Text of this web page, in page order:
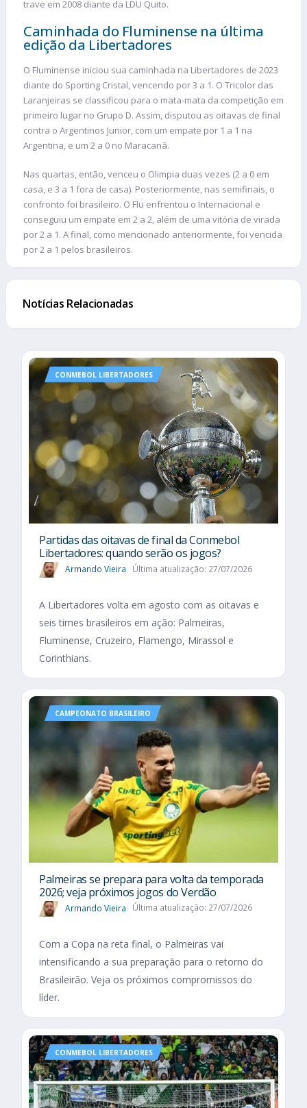
trave em 2008 diante da LDU Quito.
Caminhada do Fluminense na última
edição da Libertadores
O Fluminense iniciou sua caminhada na Libertadores de 2023
diante do Sporting Cristal, vencendo por 3 a 1. O Tricolor das
Laranjeiras se classificou para o mata-mata da competição em
primeiro lugar no Grupo D. Assim, disputou as oitavas de final
contra o Argentinos Junior, com um empate por 1 a 1 na
Argentina, e um 2 a 0 no Maracanã.
Nas quartas, então, venceu o Olimpia duas vezes (2 a 0 em
casa, e 3 a 1 fora de casa). Posteriormente, nas semifinais, o
confronto foi brasileiro. O Flu enfrentou o Internacional e
conseguiu um empate em 2 a 2, além de uma vitória de virada
por 2 a 1. A final, como mencionado anteriormente, foi vencida
por 2 a 1 pelos brasileiros.
Notícias Relacionadas
CONMEBOL LIBERTADORES
Partidas das oitavas de final da Conmebol
Libertadores: quando serão os jogos?
Armando Vieira Última atualização: 27/07/2026
A Libertadores volta em agosto com as oitavas e
seis times brasileiros em ação: Palmeiras,
Fluminense, Cruzeiro, Flamengo, Mirassol e
Corinthians.
CAMPEONATO BRASILEIRO
Palmeiras se prepara para volta da temporada
2026; veja próximos jogos do Verdão
Armando Vieira Última atualização: 27/07/2026
Com a Copa na reta final, o Palmeiras vai
intensificando a sua preparação para o retorno do
Brasileirão. Veja os próximos compromissos do
líder.
CONMEBOL LIBERTADORES